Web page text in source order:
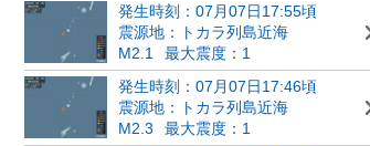
発生時刻：07月07日17:55頃
震源地：トカラ列島近海
M2.1
最大震度：1
発生時刻：07月07日17:46頃
震源地：トカラ列島近海
M2.3
最大震度：1